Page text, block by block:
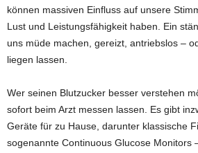
können massiven Einfluss auf unsere
Lust und Leistungsfähigkeit haben. Ein
uns müde machen, gereizt, antriebslos –
liegen lassen.
Wer seinen Blutzucker besser verstehen
sofort beim Arzt messen lassen. Es gibt
Geräte für zu Hause, darunter klassische
sogenannte Continuous Glucose Monitors